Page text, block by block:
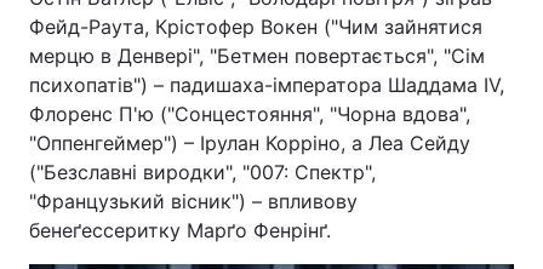
Фейд-Раута, Крістофер Вокен ("Чим зайнятися
мерцю в Денвері", "Бетмен повертається", "Сім
психопатів") – падишаха-імператора Шаддама IV,
Флоренс П'ю ("Сонцестояння", "Чорна вдова",
"Оппенгеймер") – Ірулан Корріно, а Леа Сейду
("Безславні виродки", "007: Спектр",
"Французький вісник") – впливову
бенеґессеритку Марґо Фенрінґ.